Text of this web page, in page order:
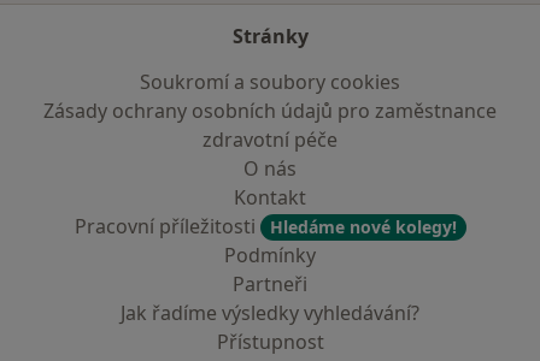
Stránky
Soukromí a soubory cookies
Zásady ochrany osobních údajů pro zaměstnance
zdravotní péče
O nás
Kontakt
Pracovní příležitosti
Hledáme nové kolegy!
Podmínky
Partneři
Jak řadíme výsledky vyhledávání?
Přístupnost